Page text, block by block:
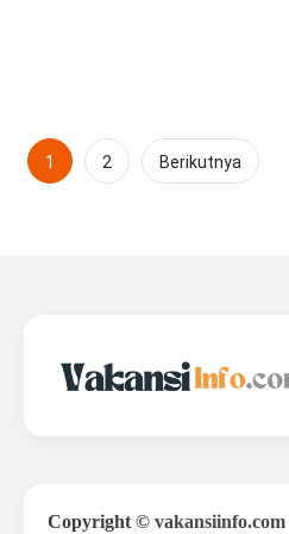
Paginasi
1 2 Berikutnya
Copyright © vakansiinfo.com